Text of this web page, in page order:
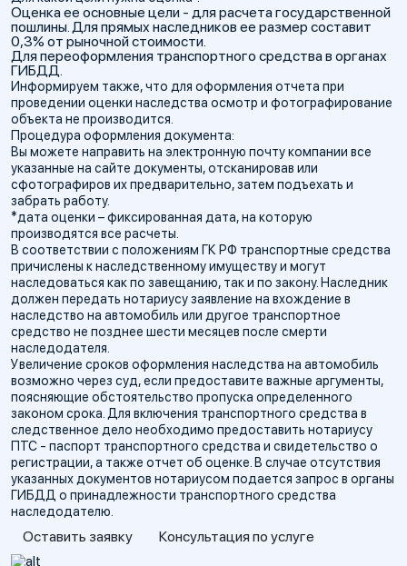
Оценка ее основные цели - для расчета государственной
пошлины. Для прямых наследников ее размер составит
0,3% от рыночной стоимости.
Для переоформления транспортного средства в органах
ГИБДД.
Информируем также, что для оформления отчета при
проведении оценки наследства осмотр и фотографирование
объекта не производится.
Процедура оформления документа:
Вы можете направить на электронную почту компании все
указанные на сайте документы, отсканировав или
сфотографиров их предварительно, затем подъехать и
забрать работу.
*дата оценки – фиксированная дата, на которую
производятся все расчеты.
В соответствии с положениям ГК РФ транспортные средства
причислены к наследственному имуществу и могут
наследоваться как по завещанию, так и по закону. Наследник
должен передать нотариусу заявление на вхождение в
наследство на автомобиль или другое транспортное
средство не позднее шести месяцев после смерти
наследодателя.
Увеличение сроков оформления наследства на автомобиль
возможно через суд, если предоставите важные аргументы,
поясняющие обстоятельство пропуска определенного
законом срока. Для включения транспортного средства в
следственное дело необходимо предоставить нотариусу
ПТС - паспорт транспортного средства и свидетельство о
регистрации, а также отчет об оценке. В случае отсутствия
указанных документов нотариусом подается запрос в органы
ГИБДД о принадлежности транспортного средства
наследодателю.
Оставить заявку Консультация по услуге